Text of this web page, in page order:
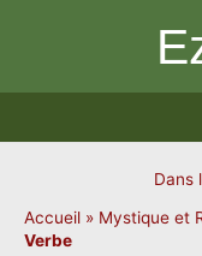
Dans
Accueil » Mystique et
Verbe